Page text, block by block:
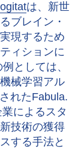
は、新世
ブレイン・
現するため
ィションに
としては、
械学習アル
れたFabula.
によるスタ
技術の獲得
する手法と